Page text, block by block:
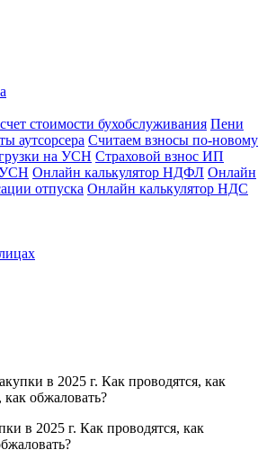
стоимости бухобслуживания Пени
аутсорсера Считаем взносы по-новому
на УСН Страховой взнос ИП
Онлайн калькулятор НДФЛ Онлайн
отпуска Онлайн калькулятор НДС
в 2025 г. Как проводятся, как
как обжаловать?